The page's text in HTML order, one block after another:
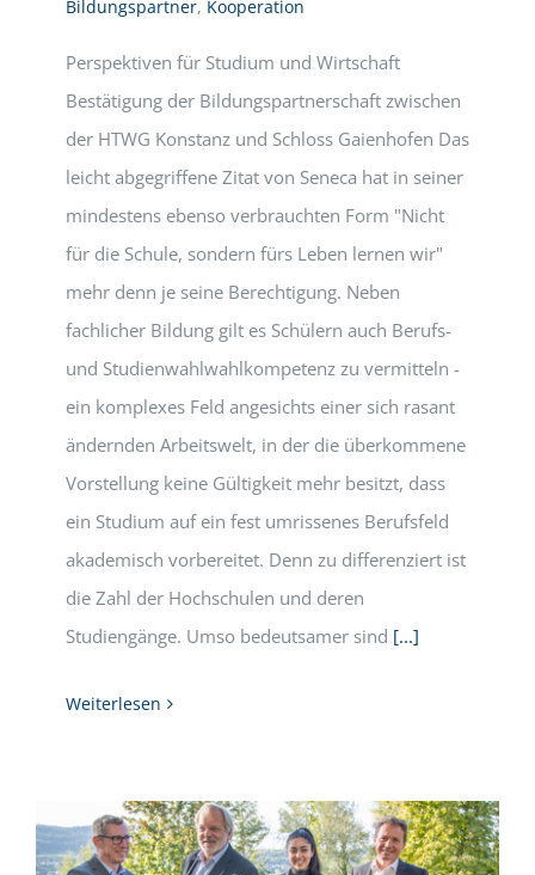
Bildungspartner, Kooperation
Perspektiven für Studium und Wirtschaft
Bestätigung der Bildungspartnerschaft zwischen
der HTWG Konstanz und Schloss Gaienhofen Das
leicht abgegriffene Zitat von Seneca hat in seiner
mindestens ebenso verbrauchten Form "Nicht
für die Schule, sondern fürs Leben lernen wir"
mehr denn je seine Berechtigung. Neben
fachlicher Bildung gilt es Schülern auch Berufs-
und Studienwahlwahlkompetenz zu vermitteln -
ein komplexes Feld angesichts einer sich rasant
ändernden Arbeitswelt, in der die überkommene
Vorstellung keine Gültigkeit mehr besitzt, dass
ein Studium auf ein fest umrissenes Berufsfeld
akademisch vorbereitet. Denn zu differenziert ist
die Zahl der Hochschulen und deren
Studiengänge. Umso bedeutsamer sind [...]
Weiterlesen